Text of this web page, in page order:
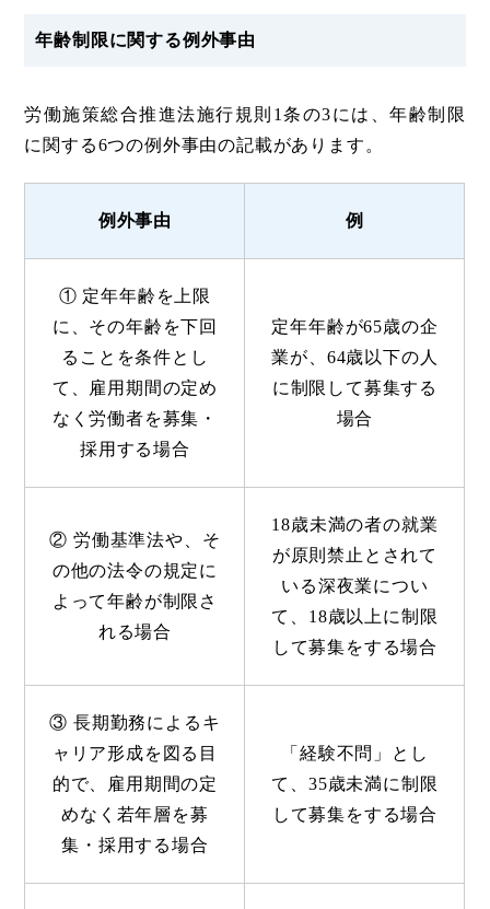
年齢制限に関する例外事由
労働施策総合推進法施行規則1条の3には、年齢制限
に関する6つの例外事由の記載があります。
例外事由 例
① 定年年齢を上限
に、その年齢を下回
ることを条件とし
て、雇用期間の定め
なく労働者を募集・
採用する場合
定年年齢が65歳の企
業が、64歳以下の人
に制限して募集する
場合
② 労働基準法や、そ
の他の法令の規定に
よって年齢が制限さ
れる場合
18歳未満の者の就業
が原則禁止とされて
いる深夜業につい
て、18歳以上に制限
して募集をする場合
③ 長期勤務によるキ
ャリア形成を図る目
的で、雇用期間の定
めなく若年層を募
集・採用する場合
「経験不問」とし
て、35歳未満に制限
して募集をする場合